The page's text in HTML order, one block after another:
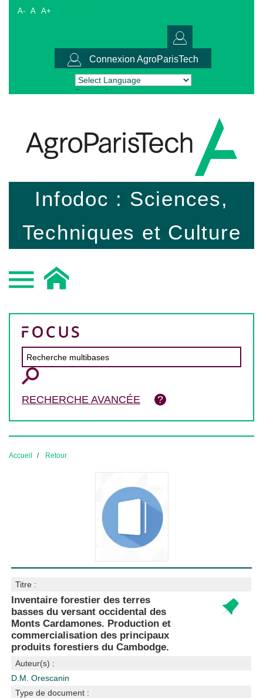
A- A A+
Connexion AgroParisTech
Powered by Translate
Infodoc : Sciences,
Techniques et Culture
RECHERCHE AVANCÉE
Accueil Retour
Titre :
Inventaire forestier des terres
basses du versant occidental des
Monts Cardamones. Production et
commercialisation des principaux
produits forestiers du Cambodge.
Auteur(s) :
D.M. Orescanin
Type de document :